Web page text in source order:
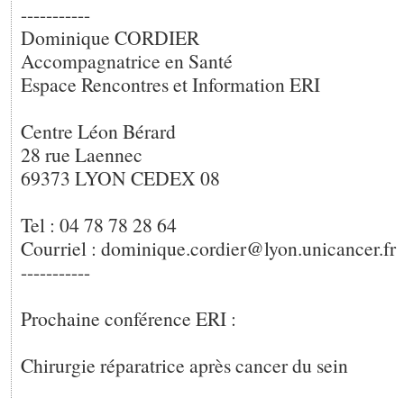
-----------
Dominique CORDIER
Accompagnatrice en Santé
Espace Rencontres et Information ERI
Centre Léon Bérard
28 rue Laennec
69373 LYON CEDEX 08
Tel : 04 78 78 28 64
Courriel : dominique.cordier@lyon.unicancer.fr
-----------
Prochaine conférence ERI :
Chirurgie réparatrice après cancer du sein